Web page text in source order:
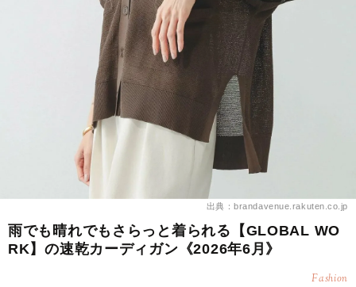
出典：brandavenue.rakuten.co.jp
雨でも晴れでもさらっと着られる【GLOBAL WO
RK】の速乾カーディガン《2026年6月》
Fashion